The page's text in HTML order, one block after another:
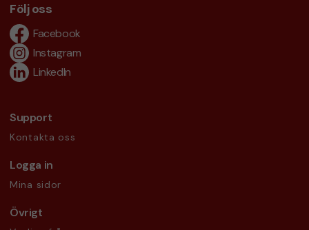
Följ oss
Facebook
Instagram
LinkedIn
Support
Kontakta oss
Logga in
Mina sidor
Övrigt